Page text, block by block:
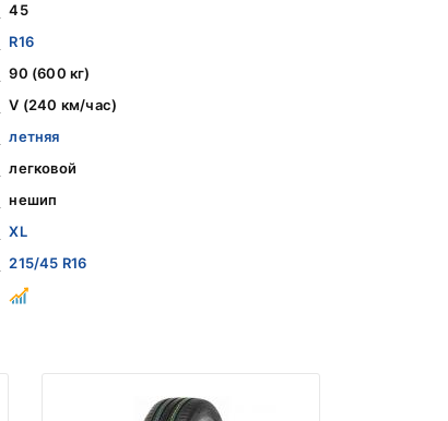
45
R16
90 (600 кг)
V (240 км/час)
летняя
легковой
нешип
XL
215/45 R16